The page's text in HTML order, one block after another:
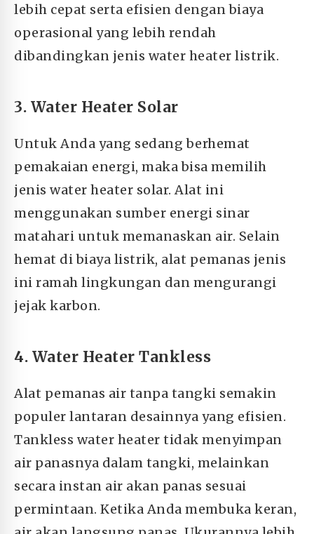
lebih cepat serta efisien dengan biaya
operasional yang lebih rendah
dibandingkan jenis water heater listrik.
3. Water Heater Solar
Untuk Anda yang sedang berhemat
pemakaian energi, maka bisa memilih
jenis water heater solar. Alat ini
menggunakan sumber energi sinar
matahari untuk memanaskan air. Selain
hemat di biaya listrik, alat pemanas jenis
ini ramah lingkungan dan mengurangi
jejak karbon.
4. Water Heater Tankless
Alat pemanas air tanpa tangki semakin
populer lantaran desainnya yang efisien.
Tankless water heater tidak menyimpan
air panasnya dalam tangki, melainkan
secara instan air akan panas sesuai
permintaan. Ketika Anda membuka keran,